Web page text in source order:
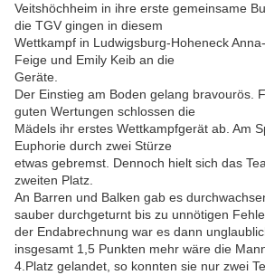
Veitshöchheim in ihre erste gemeinsame
die TGV gingen in diesem
Wettkampf in Ludwigsburg-Hoheneck
Feige und Emily Keib an die
Geräte.
Der Einstieg am Boden gelang bravourös.
guten Wertungen schlossen die
Mädels ihr erstes Wettkampfgerät ab. Am
Euphorie durch zwei Stürze
etwas gebremst. Dennoch hielt sich das
zweiten Platz.
An Barren und Balken gab es
sauber durchgeturnt bis zu unnötigen
der Endabrechnung war es dann
insgesamt 1,5 Punkten mehr wäre die
4.Platz gelandet, so konnten sie nur zwei